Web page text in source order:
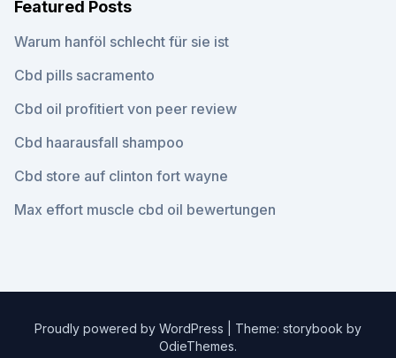
Featured Posts
Warum hanföl schlecht für sie ist
Cbd pills sacramento
Cbd oil profitiert von peer review
Cbd haarausfall shampoo
Cbd store auf clinton fort wayne
Max effort muscle cbd oil bewertungen
Proudly powered by WordPress
Theme: storybook by
OdieThemes.